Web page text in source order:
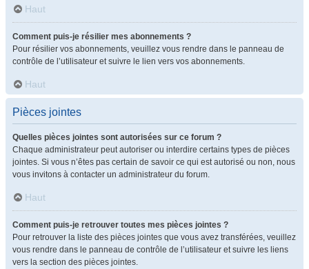
Haut
Comment puis-je résilier mes abonnements ?
Pour résilier vos abonnements, veuillez vous rendre dans le panneau de
contrôle de l’utilisateur et suivre le lien vers vos abonnements.
Haut
Pièces jointes
Quelles pièces jointes sont autorisées sur ce forum ?
Chaque administrateur peut autoriser ou interdire certains types de pièces
jointes. Si vous n’êtes pas certain de savoir ce qui est autorisé ou non, nous
vous invitons à contacter un administrateur du forum.
Haut
Comment puis-je retrouver toutes mes pièces jointes ?
Pour retrouver la liste des pièces jointes que vous avez transférées, veuillez
vous rendre dans le panneau de contrôle de l’utilisateur et suivre les liens
vers la section des pièces jointes.